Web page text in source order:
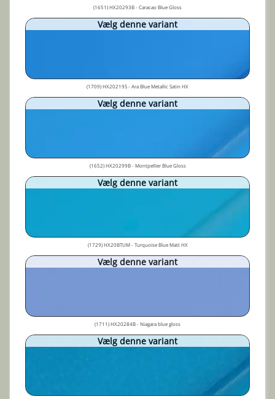
(1651) HX20293B - Caracao Blue Gloss
Vælg denne variant
(1709) HX20219S - Ara Blue Metallic Satin HX
Vælg denne variant
(1652) HX20299B - Montpellier Blue Gloss
Vælg denne variant
(1729) HX20BTUM - Turquoise Blue Matt HX
Vælg denne variant
(1711) HX20284B - Niagara blue gloss
Vælg denne variant